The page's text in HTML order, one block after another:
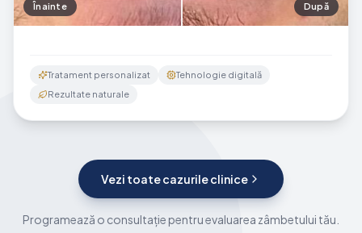
Înainte După
Tratament personalizat
Tehnologie digitală
Rezultate naturale
Vezi toate cazurile clinice
Programează o consultație pentru evaluarea zâmbetului tău.